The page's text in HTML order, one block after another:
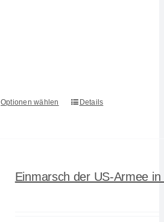
Optionen wählen Details
Einmarsch der US-Armee